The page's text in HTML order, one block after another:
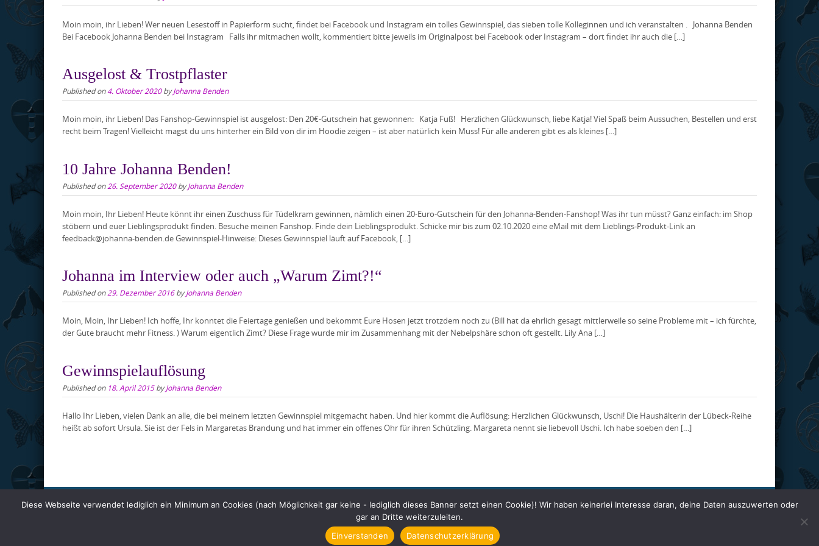
Moin moin, ihr Lieben! Wer neuen Lesestoff in Papierform sucht, findet bei Facebook und Instagram ein tolles Gewinnspiel, das sieben tolle Kolleginnen und ich veranstalten . Johanna Benden
Bei Facebook Johanna Benden bei Instagram Falls ihr mitmachen wollt, kommentiert bitte jeweils im Originalpost bei Facebook oder Instagram – dort findet ihr auch die […]
Ausgelost & Trostpflaster
Published on4. Oktober 2020byJohanna Benden
Moin moin, ihr Lieben! Das Fanshop-Gewinnspiel ist ausgelost: Den 20€-Gutschein hat gewonnen: Katja Fuß! Herzlichen Glückwunsch, liebe Katja! Viel Spaß beim Aussuchen, Bestellen und erst
recht beim Tragen! Vielleicht magst du uns hinterher ein Bild von dir im Hoodie zeigen – ist aber natürlich kein Muss! Für alle anderen gibt es als kleines […]
10 Jahre Johanna Benden!
Published on26. September 2020byJohanna Benden
Moin moin, Ihr Lieben! Heute könnt ihr einen Zuschuss für Tüdelkram gewinnen, nämlich einen 20-Euro-Gutschein für den Johanna-Benden-Fanshop! Was ihr tun müsst? Ganz einfach: im Shop
stöbern und euer Lieblingsprodukt finden. Besuche meinen Fanshop. Finde dein Lieblingsprodukt. Schicke mir bis zum 02.10.2020 eine eMail mit dem Lieblings-Produkt-Link an
feedback@johanna-benden.de Gewinnspiel-Hinweise: Dieses Gewinnspiel läuft auf Facebook, […]
Johanna im Interview oder auch „Warum Zimt?!“
Published on29. Dezember 2016byJohanna Benden
Moin, Moin, Ihr Lieben! Ich hoffe, Ihr konntet die Feiertage genießen und bekommt Eure Hosen jetzt trotzdem noch zu (Bill hat da ehrlich gesagt mittlerweile so seine Probleme mit – ich fürchte,
der Gute braucht mehr Fitness. ) Warum eigentlich Zimt? Diese Frage wurde mir im Zusammenhang mit der Nebelpshäre schon oft gestellt. Lily Ana […]
Gewinnspielauflösung
Published on 18. April 2015byJohanna Benden
Hallo Ihr Lieben, vielen Dank an alle, die bei meinem letzten Gewinnspiel mitgemacht haben. Und hier kommt die Auflösung: Herzlichen Glückwunsch, Uschi! Die Haushälterin der Lübeck-Reihe
heißt ab sofort Ursula. Sie ist der Fels in Margaretas Brandung und hat immer ein offenes Ohr für ihren Schützling. Margareta nennt sie liebevoll Uschi. Ich habe soeben den […]
Impressum/Disclaimer Datenschutz
Kontakt & Newsletter
Copyright © 2026 Johanna Benden. All rights reserved.
Diese Webseite verwendet lediglich ein Minimum an Cookies (nach Möglichkeit gar keine - lediglich dieses Banner setzt einen Cookie)! Wir haben keinerlei Interesse daran, deine Daten auszuwerten oder
gar an Dritte weiterzuleiten.
Einverstanden
Datenschutzerklärung